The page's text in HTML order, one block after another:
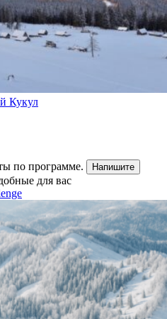
Кукул
по программе.
Напишите
для вас